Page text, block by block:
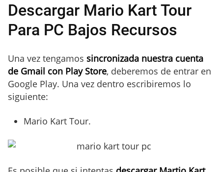
Descargar Mario Kart Tour
Para PC Bajos Recursos
Una vez tengamos sincronizada nuestra cuenta
de Gmail con Play Store, deberemos de entrar en
Google Play. Una vez dentro escribiremos lo
siguiente:
Mario Kart Tour.